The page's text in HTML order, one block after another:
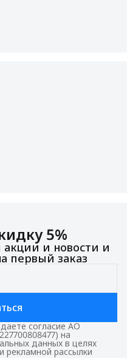
5%
и новости и
первый заказ
согласие АО
на
данных в целях
рекламной рассылки